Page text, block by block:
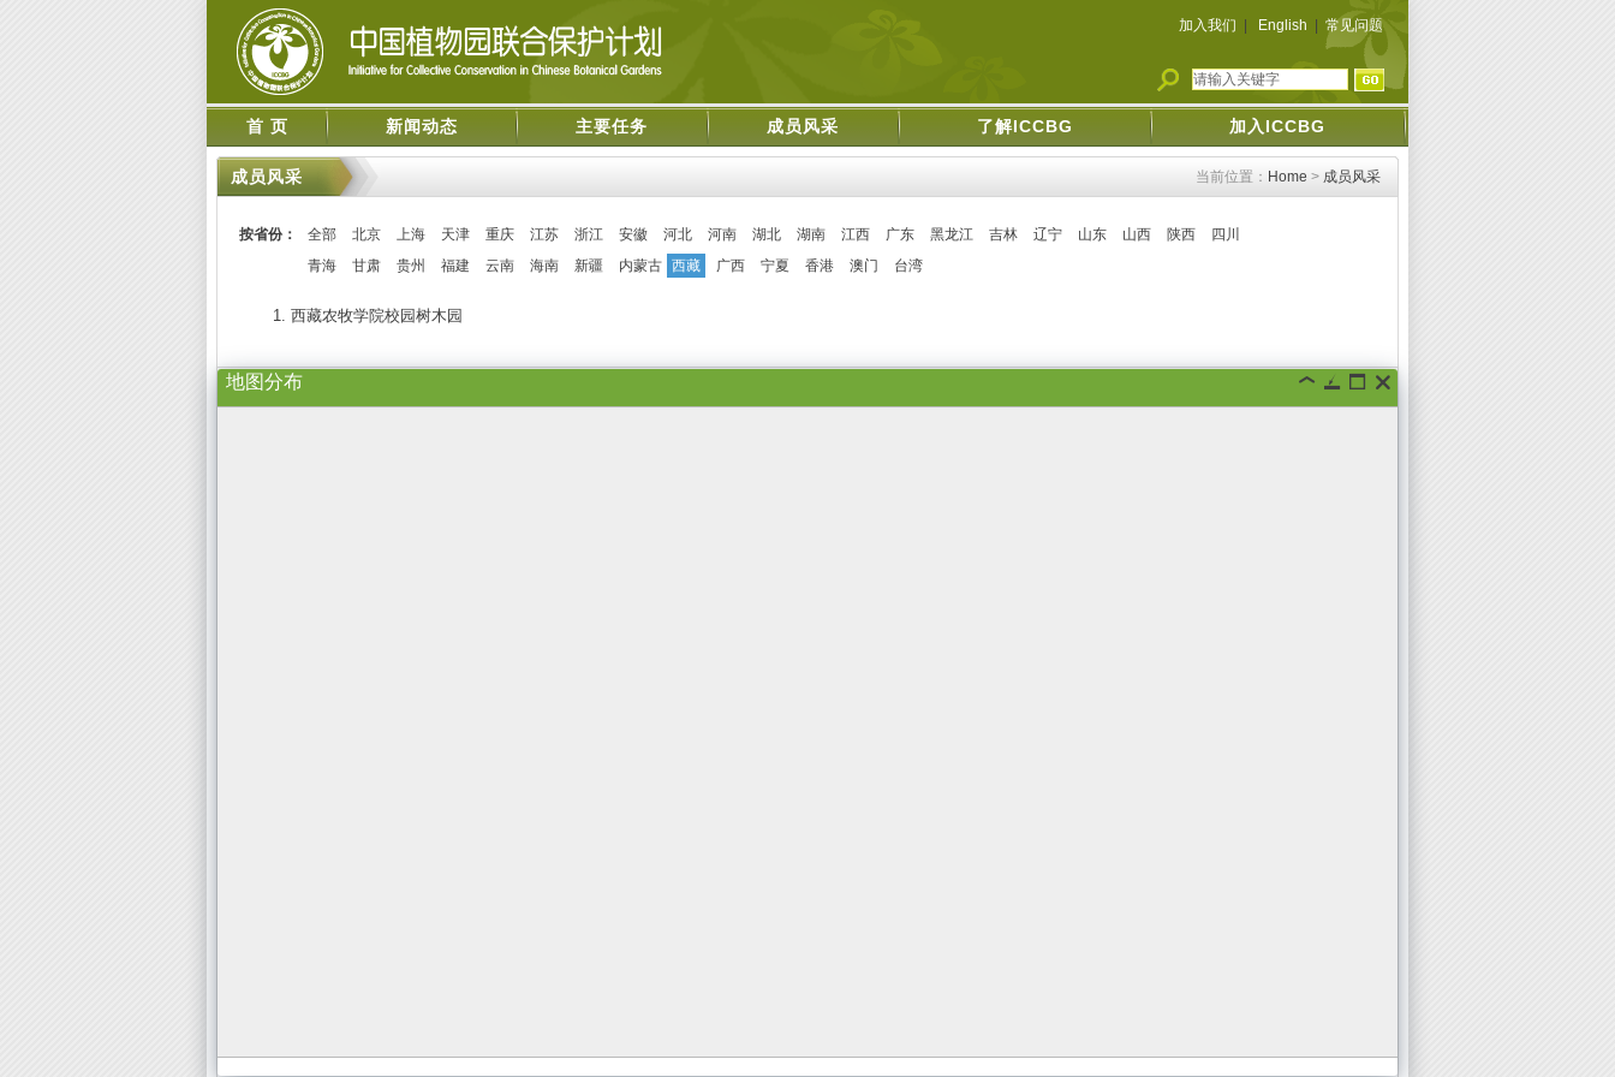
加入我们 English 常见问题
首 页 新闻动态 主要任务 成员风采 了解ICCBG 加入ICCBG
成员风采 当前位置： Home > 成员风采
按省份： 全部 北京 上海 天津 重庆 江苏 浙江 安徽 河北 河南 湖北 湖南 江西 广东 黑龙江 吉林 辽宁 山东 山西 陕西
四川
青海
甘肃 贵州 福建 云南 海南 新疆 内蒙古 西藏 广西 宁夏 香港 澳门 台湾
1. 西藏农牧学院校园树木园
地图分布